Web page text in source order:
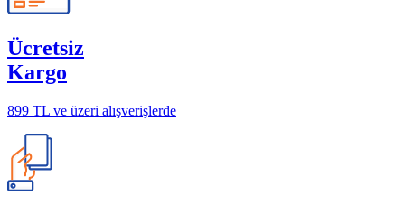
Ücretsiz
Kargo
899 TL ve üzeri alışverişlerde